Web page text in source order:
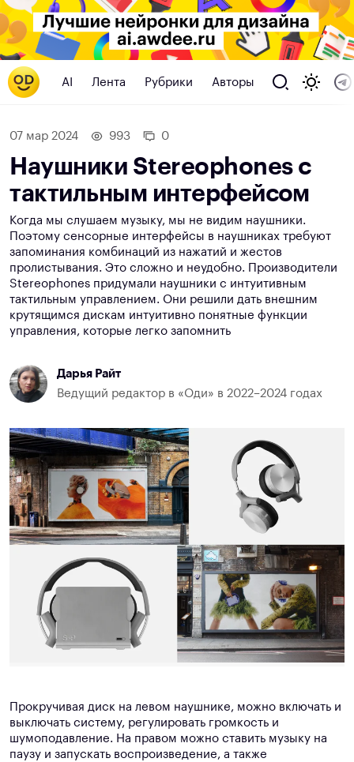
AI Лента Рубрики Авторы
07 мар 2024 993 0
Наушники Stereophones с
тактильным интерфейсом
Когда мы слушаем музыку, мы не видим наушники.
Поэтому сенсорные интерфейсы в наушниках требуют
запоминания комбинаций из нажатий и жестов
пролистывания. Это сложно и неудобно. Производители
Stereophones придумали наушники с интуитивным
тактильным управлением. Они решили дать внешним
крутящимся дискам интуитивно понятные функции
управления, которые легко запомнить
Дарья Райт
Ведущий редактор в «Оди» в 2022–2024 годах
Прокручивая диск на левом наушнике, можно включать и
выключать систему, регулировать громкость и
шумоподавление. На правом можно ставить музыку на
паузу и запускать воспроизведение, а также